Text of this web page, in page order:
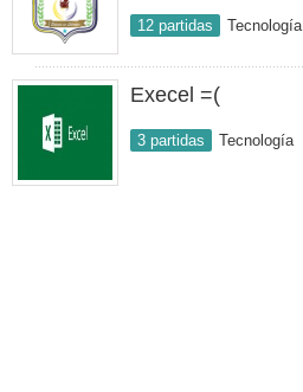
12 partidas Tecnología
Execel =(
3 partidas Tecnología